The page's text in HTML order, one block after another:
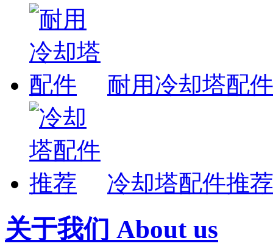
耐用冷却塔配件
冷却塔配件推荐
关于我们 About us